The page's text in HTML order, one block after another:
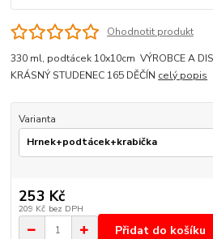
Ohodnotit produkt
330 ml, podtácek 10x10cm VÝROBCE A
KRÁSNÝ STUDENEC 165 DĚČÍN celý popis
Varianta
253 Kč
209 Kč bez DPH
Přidat do košíku